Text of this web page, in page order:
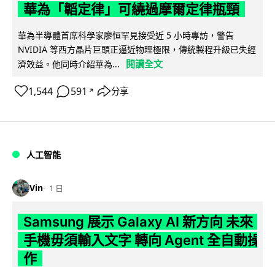
華為「韜定律」可繞過摩爾定律瓶頸
華為半導體首席科學家廖恒罕見接受近 5 小時專訪，警告
NVIDIA 等西方晶片巨頭正逼近物理極限，傳統製程升級已失經
濟效益。他同時介紹華為...
閱讀全文
1,544 591 ↗ 分享
人工智能
Vin 1 日
Samsung 展示 Galaxy AI 新方向 未來
手機毋須輸入文字 轉向 Agent 全自動操
作